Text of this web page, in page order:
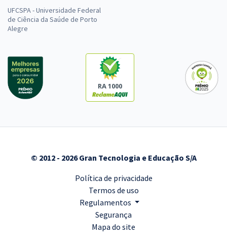
UFCSPA - Universidade Federal
de Ciência da Saúde de Porto
Alegre
RA 1000
© 2012 - 2026 Gran Tecnologia e Educação S/A
Política de privacidade
Termos de uso
Regulamentos
Segurança
Mapa do site